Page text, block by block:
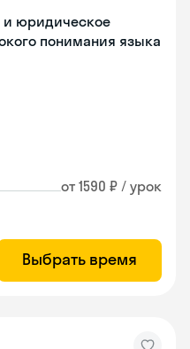
и юридическое
понимания языка
от 1590 ₽ / урок
Выбрать время